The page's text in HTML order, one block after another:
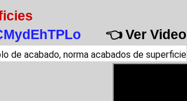
👈 Ver Video
de acabado, norma acabados de superficie